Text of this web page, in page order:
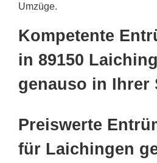
Umzüge.
Kompetente
in 89150
genauso in Ihrer
Preiswerte
für Laichingen